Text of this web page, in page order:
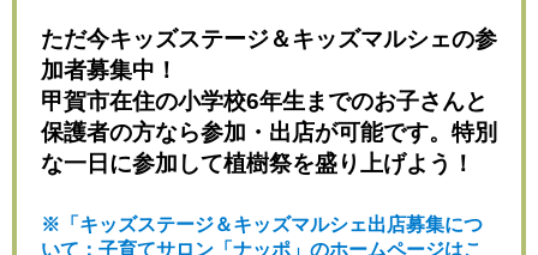
ただ今キッズステージ＆キッズマルシェの参
加者募集中！
甲賀市在住の小学校6年生までのお子さんと
保護者の方なら参加・出店が可能です。特別
な一日に参加して植樹祭を盛り上げよう！
※「キッズステージ＆キッズマルシェ出店募集につ
いて：子育てサロン「ナッポ」のホームページはこ